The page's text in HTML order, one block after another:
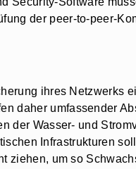
der peer-to-peer-
ihres Netzwerks
daher umfassender
der Wasser- und
Infrastrukturen
ziehen, um so